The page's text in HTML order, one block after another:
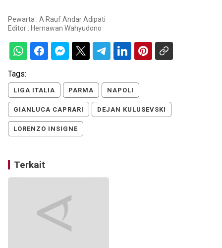
Pewarta : A Rauf Andar Adipati
Editor : Hernawan Wahyudono
Tags:
LIGA ITALIA PARMA NAPOLI
GIANLUCA CAPRARI DEJAN KULUSEVSKI
LORENZO INSIGNE
Terkait